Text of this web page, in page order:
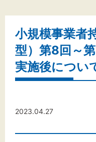
関
商工
小規模事業者
型）第8回～
実施後につい
2023.04.27